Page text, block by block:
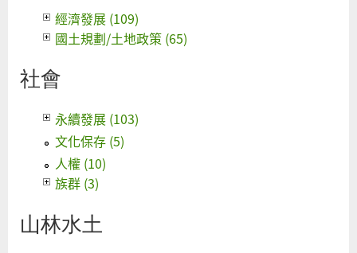
經濟發展 (109)
國土規劃/土地政策 (65)
社會
永續發展 (103)
文化保存 (5)
人權 (10)
族群 (3)
山林水土